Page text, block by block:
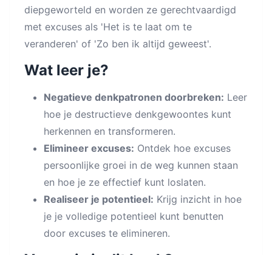
diepgeworteld en worden ze gerechtvaardigd
met excuses als 'Het is te laat om te
veranderen' of 'Zo ben ik altijd geweest'.
Wat leer je?
Negatieve denkpatronen doorbreken: Leer
hoe je destructieve denkgewoontes kunt
herkennen en transformeren.
Elimineer excuses: Ontdek hoe excuses
persoonlijke groei in de weg kunnen staan
en hoe je ze effectief kunt loslaten.
Realiseer je potentieel: Krijg inzicht in hoe
je je volledige potentieel kunt benutten
door excuses te elimineren.